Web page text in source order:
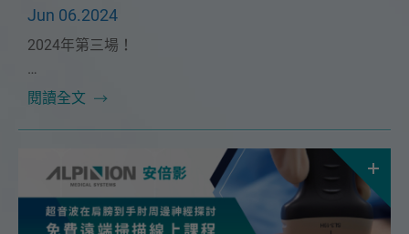
Jun 06.2024
2024年第三場！
本次課程很榮幸邀請到🔥聯新運醫主治醫師 邱熙亭醫師
閱讀全文